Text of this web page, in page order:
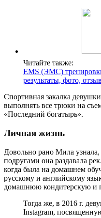
Читайте также:
EMS (ЭМС)
результаты, фото,
Спортивная закалка
выполнять все трюки на
«Последний богатырь».
Личная жизнь
Довольно рано Мила узнала,
подругами она раздавала
когда была на домашнем
русскому и английскому
домашнюю кондитерскую и
Тогда же, в 2016 г.
Instagram,